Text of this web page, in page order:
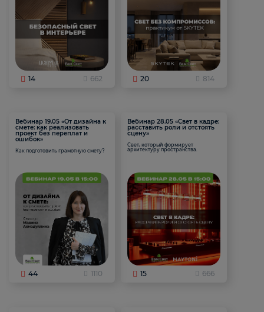
14 662 20 814
Вебинар 19.05 «От дизайна к
смете: как реализовать
проект без переплат и
ошибок»
Как подготовить грамотную смету?
44 1110
Вебинар 28.05 «Свет в кадре:
расставить роли и отстоять
сцену»
Свет, который формирует
архитектуру пространства.
15 666